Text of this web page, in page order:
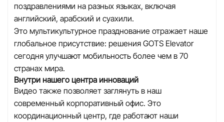
поздравлениями на разных языках, включая
английский, арабский и суахили.
Это мультикультурное празднование отражает наше
глобальное присутствие: решения GOTS Elevator
сегодня улучшают мобильность более чем в 70
странах мира.
Внутри нашего центра инноваций
Видео также позволяет заглянуть в наш
современный корпоративный офис. Это
координационный центр, где работают наши